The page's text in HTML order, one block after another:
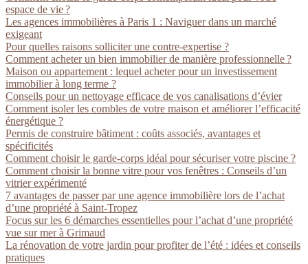
espace de vie ?
Les agences immobilières à Paris 1 : Naviguer dans un marché
exigeant
Pour quelles raisons solliciter une contre-expertise ?
Comment acheter un bien immobilier de manière professionnelle ?
Maison ou appartement : lequel acheter pour un investissement
immobilier à long terme ?
Conseils pour un nettoyage efficace de vos canalisations d’évier
Comment isoler les combles de votre maison et améliorer l’efficacité
énergétique ?
Permis de construire bâtiment : coûts associés, avantages et
spécificités
Comment choisir le garde-corps idéal pour sécuriser votre piscine ?
Comment choisir la bonne vitre pour vos fenêtres : Conseils d’un
vitrier expérimenté
7 avantages de passer par une agence immobilière lors de l’achat
d’une propriété à Saint-Tropez
Focus sur les 6 démarches essentielles pour l’achat d’une propriété
vue sur mer à Grimaud
La rénovation de votre jardin pour profiter de l’été : idées et conseils
pratiques